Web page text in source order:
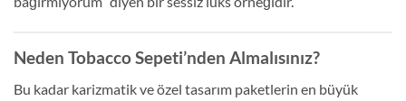
Neden Tobacco Sepeti’nden Almalısınız?
Bu kadar karizmatik ve özel tasarım paketlerin en büyük